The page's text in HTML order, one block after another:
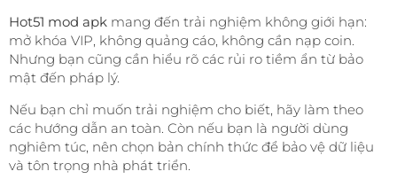
Hot51 mod apk mang đến trải nghiệm không giới hạn:
mở khóa VIP, không quảng cáo, không cần nạp coin.
Nhưng bạn cũng cần hiểu rõ các rủi ro tiềm ẩn từ bảo
mật đến pháp lý.
Nếu bạn chỉ muốn trải nghiệm cho biết, hãy làm theo
các hướng dẫn an toàn. Còn nếu bạn là người dùng
nghiêm túc, nên chọn bản chính thức để bảo vệ dữ liệu
và tôn trọng nhà phát triển.